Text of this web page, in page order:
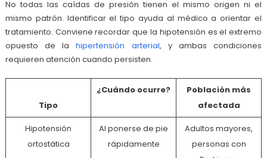
No todas las caídas de presión tienen el mismo origen ni el
mismo patrón. Identificar el tipo ayuda al médico a orientar el
tratamiento. Conviene recordar que la hipotensión es el extremo
opuesto de lahipertensión arterial, y ambas condiciones
requieren atención cuando persisten.
Tipo
¿Cuándo ocurre?
Población más
afectada
Hipotensión
ortostática
Al ponerse de pie
rápidamente
Adultos mayores,
personas con